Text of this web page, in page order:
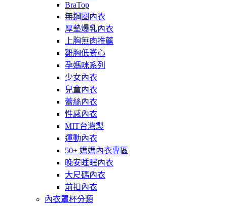
BraTop
無鋼圈內衣
厚墊爆乳內衣
上胸無肉推薦
雞胸低脊心
孕媽咪系列
少女內衣
兒童內衣
蕾絲內衣
性感內衣
MIT台灣製
運動內衣
50+ 媽媽內衣專區
晚安睡眠內衣
大尺碼內衣
前扣內衣
內衣罩杯分類